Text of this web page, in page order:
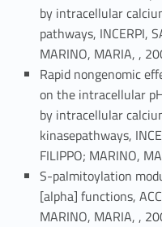
by intracellular
pathways, INCERPI,
MARINO, MARIA, ,
Rapid nongenomic
on the intracellular
by intracellular
kinasepathways,
FILIPPO; MARINO,
S-palmitoylation
[alpha] functions,
MARINO, MARIA, ,